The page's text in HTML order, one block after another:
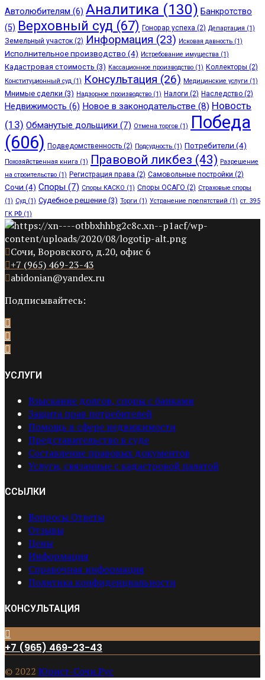
Автолюбителям (6) Аналитика (130) Банкротство
(5) Верховный суд (67) Гонорар успеха (2) Департация (1)
Земельный участок (2) Информация (23) Исковая давность (1)
Исполнительное производство (4) Истребование имущества (1)
Кадастровая стоимость (3) Кассационное производство (1) Коллекторы (2)
Конституционный суд (1) Консультация (26) Медицинские услуги (1)
Мнимые сделки (3) Надзорное производство (1) Налоги (2) Наследство (2)
Недвижимость (6) Новое в законодательстве (8) Новость
(13) Обманутые дольщики (7) Отмена торгов (1)
Победа
(606) Подведомственность (2) Подсудность (1) Потребители (4)
Похозяйственная книга (1) Правовой ликбез (43) Разрешение
на строительство (1) Регистрация права (2) Самовольные постройки (2)
Сочи (4) Споры (7) Споры КАСКО (1) Споры ОСАГО (2) Страховые споры
(1) Суд (1) Судебное решение (3) Торги (1) Устранение препятствий (1) ст. 395
ГК РФ (1)
Сочи, Воровского, д.20, офис 6
+7 (965) 469-23-43
abidonian@yandex.ru
Подписывайтесь:
УСЛУГИ
Взыскание долгов, споры с банками
Защита прав потребителей
Помощь в сфере недвижимости
Представительство в суде
Составление правовых документов
Услуги, связанные с кадастровой палатой
ССЫЛКИ
Вопросы Ответы
Отзывы
Цены
Информация
Справочная информация
Политика конфиденциальности
КОНСУЛЬТАЦИЯ
+7 (965) 469-23-43
© 2022 Юрист-Сочи.Рус